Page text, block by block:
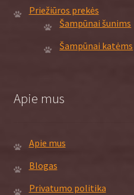
Priežiūros prekės
Šampūnai šunims
Šampūnai katėms
Apie mus
Apie mus
Blogas
Privatumo politika